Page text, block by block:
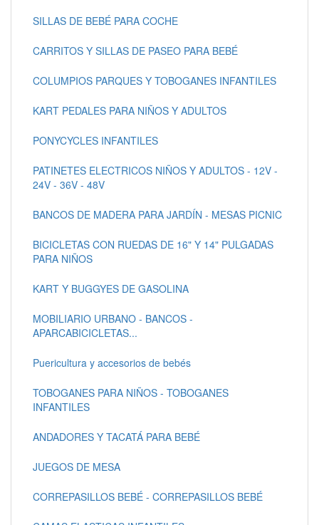
SILLAS DE BEBÉ PARA COCHE
CARRITOS Y SILLAS DE PASEO PARA BEBÉ
COLUMPIOS PARQUES Y TOBOGANES INFANTILES
KART PEDALES PARA NIÑOS Y ADULTOS
PONYCYCLES INFANTILES
PATINETES ELECTRICOS NIÑOS Y ADULTOS - 12V -
24V - 36V - 48V
BANCOS DE MADERA PARA JARDÍN - MESAS PICNIC
BICICLETAS CON RUEDAS DE 16" Y 14" PULGADAS
PARA NIÑOS
KART Y BUGGYES DE GASOLINA
MOBILIARIO URBANO - BANCOS -
APARCABICICLETAS...
Puericultura y accesorios de bebés
TOBOGANES PARA NIÑOS - TOBOGANES
INFANTILES
ANDADORES Y TACATÁ PARA BEBÉ
JUEGOS DE MESA
CORREPASILLOS BEBÉ - CORREPASILLOS BEBÉ